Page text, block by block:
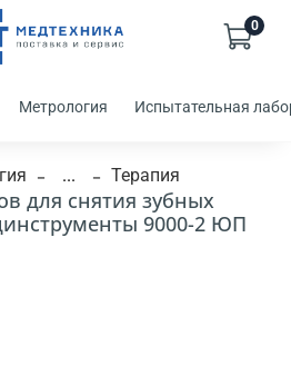
0
Метрология Испытательная
... Терапия
для снятия зубных
9000-2 ЮП